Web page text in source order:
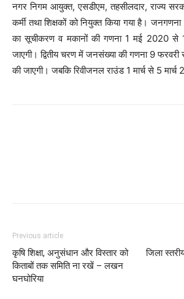
नगर निगम आयुक्त, एसडीएम, तहसीलदार, राज्य
कर्मी तथा शिक्षकों को नियुक्त किया गया है।
का सूचीकरण व मकानों की गणना 1 मई 2020
जाएगी। द्वितीय चरण में जनसंख्या की गणना 9
की जाएगी। जबकि रिवीजनल राउंड 1 मार्च से 5 मार्च
Previous article
कृषि शिक्षा, अनुसंधान और विस्तार को
किताबों तक समिति ना रखें – लखन
घनघोरिया
जिला